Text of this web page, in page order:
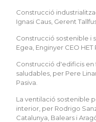
Construcció
Ignasi Caus, Gerent
Construcció sostenible i
Egea, Enginyer CEO HET
Construcció d'edificis
saludables, per Pere
Pasiva.
La ventilació sostenible
interior, per Rodrigo
Catalunya, Balears i